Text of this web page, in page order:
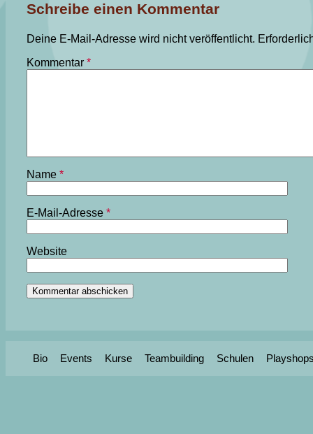
Schreibe einen Kommentar
Deine E-Mail-Adresse wird nicht veröffentlicht.
Kommentar *
Name *
E-Mail-Adresse *
Website
Bio Events Kurse Teambuilding Schulen